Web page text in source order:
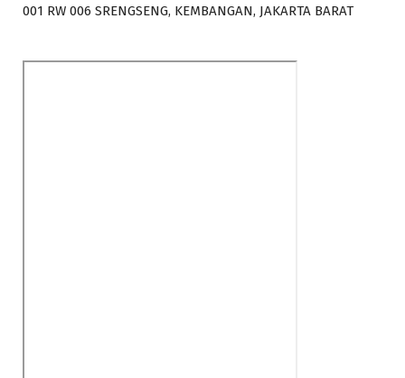
001 RW 006 SRENGSENG, KEMBANGAN, JAKARTA BARAT